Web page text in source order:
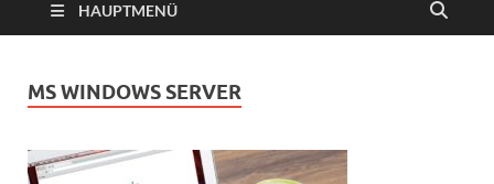
HAUPTMENÜ
MS WINDOWS SERVER